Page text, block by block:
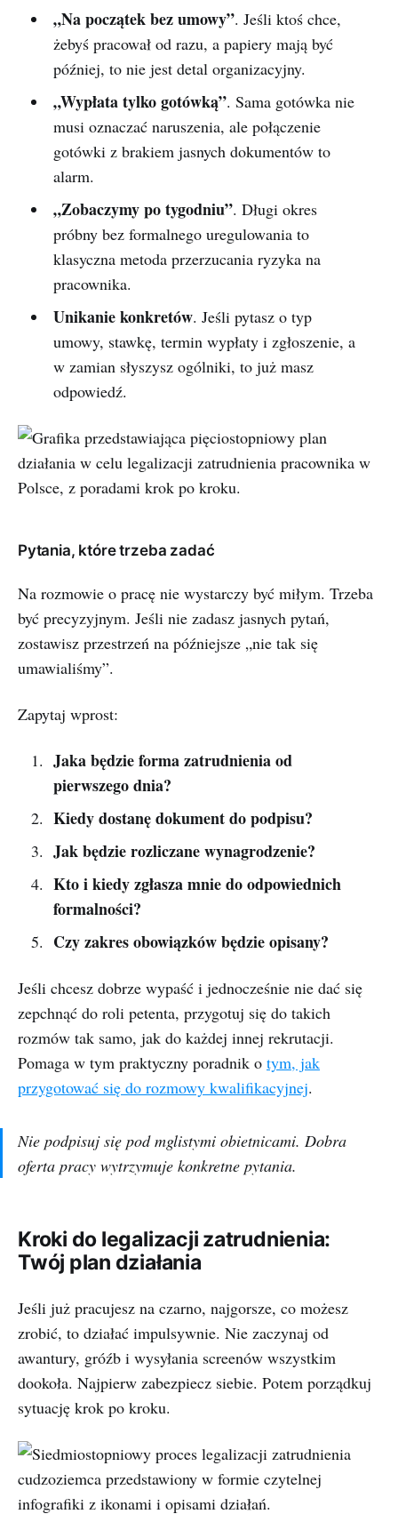
„Na początek bez umowy”. Jeśli ktoś chce,
żebyś pracował od razu, a papiery mają być
później, to nie jest detal organizacyjny.
„Wypłata tylko gotówką”. Sama gotówka nie
musi oznaczać naruszenia, ale połączenie
gotówki z brakiem jasnych dokumentów to
alarm.
„Zobaczymy po tygodniu”. Długi okres
próbny bez formalnego uregulowania to
klasyczna metoda przerzucania ryzyka na
pracownika.
Unikanie konkretów. Jeśli pytasz o typ
umowy, stawkę, termin wypłaty i zgłoszenie, a
w zamian słyszysz ogólniki, to już masz
odpowiedź.
Pytania, które trzeba zadać
Na rozmowie o pracę nie wystarczy być miłym. Trzeba
być precyzyjnym. Jeśli nie zadasz jasnych pytań,
zostawisz przestrzeń na późniejsze „nie tak się
umawialiśmy”.
Zapytaj wprost:
Jaka będzie forma zatrudnienia od
pierwszego dnia?
Kiedy dostanę dokument do podpisu?
Jak będzie rozliczane wynagrodzenie?
Kto i kiedy zgłasza mnie do odpowiednich
formalności?
Czy zakres obowiązków będzie opisany?
Jeśli chcesz dobrze wypaść i jednocześnie nie dać się
zepchnąć do roli petenta, przygotuj się do takich
rozmów tak samo, jak do każdej innej rekrutacji.
Pomaga w tym praktyczny poradnik o tym, jak
przygotować się do rozmowy kwalifikacyjnej.
Nie podpisuj się pod mglistymi obietnicami. Dobra
oferta pracy wytrzymuje konkretne pytania.
Kroki do legalizacji zatrudnienia:
Twój plan działania
Jeśli już pracujesz na czarno, najgorsze, co możesz
zrobić, to działać impulsywnie. Nie zaczynaj od
awantury, gróźb i wysyłania screenów wszystkim
dookoła. Najpierw zabezpiecz siebie. Potem porządkuj
sytuację krok po kroku.